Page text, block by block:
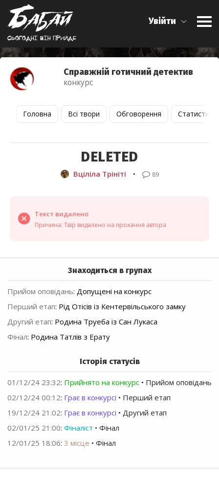
Сьогоднi вiн прийде
Увійти
Справжній готичний детектив
конкурс
Головна Всі твори Обговорення Статистика
DELETED
Вціліла Трініті • 89
Текст видалено
Причина: Твір видалено на прохання автора
Знаходиться в групах
Прийом оповідань: Допущені на конкурс
Перший етап: Рід Отісів із Кентервільського замку
Другий етап: Родина Труеба із Сан Лукаса
Фінал: Родина Татлів з Ерату
Історія статусів
01/12/24 23:32: Прийнято на конкурс • Прийом оповідань
02/12/24 00:12: Грає в конкурсі • Перший етап
19/12/24 21:02: Грає в конкурсі • Другий етап
02/01/25 21:00: Фіналіст • Фінал
12/01/25 18:06: 3 місце • Фінал